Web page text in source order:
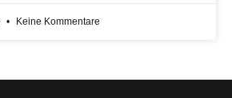
Keine Kommentare